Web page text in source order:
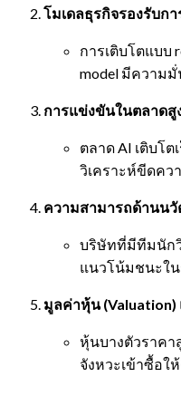
โมเดลธุรกิจรองรับก
การเติบโตแบบ
model มีความ
การแข่งขันในตลาดสู
ตลาด AI เติบโ
วิเคราะห์ขีดคว
ความสามารถด้านน
บริษัทที่มีทีมนัก
แนวโน้มชนะใน
มูลค่าหุ้น (Valuation)
หุ้นบางตัวราคา
จังหวะเข้าซื้อใ